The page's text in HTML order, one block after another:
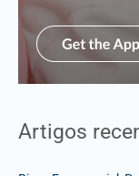
Artigos